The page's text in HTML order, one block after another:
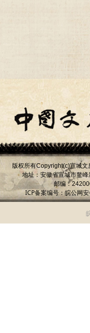
版权所有Copyright(c)宣城文
地址：安徽省宣城市鳌峰
邮编：
ICP备案编号： 皖公网